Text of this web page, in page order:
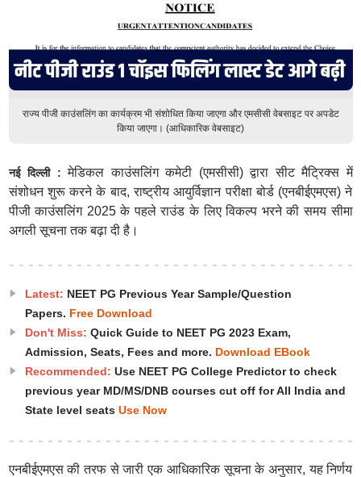
राज्य पीजी काउंसलिंग का कार्यक्रम भी संशोधित किया जाएगा और एमसीसी वेबसाइट पर अपडेट
किया जाएगा। (आधिकारिक वेबसाइट)
नई दिल्ली : मेडिकल काउंसलिंग कमेटी (एमसीसी) द्वारा सीट मैट्रिक्स में
संशोधन शुरू करने के बाद, राष्ट्रीय आयुर्विज्ञान परीक्षा बोर्ड (एनबीईएमएस) ने
पीजी काउंसलिंग 2025 के पहले राउंड के लिए विकल्प भरने की समय सीमा
अगली सूचना तक बढ़ा दी है।
Latest: NEET PG Previous Year Sample/Question
Papers. Free Download
Don't Miss: Quick Guide to NEET PG 2023 Exam,
Admission, Seats, Fees and more. Download EBook
Recommended: Use NEET PG College Predictor to check
previous year MD/MS/DNB courses cut off for All India and
State level seats Use Now
एनबीईएमएस की तरफ से जारी एक आधिकारिक सूचना के अनुसार, यह निर्णय